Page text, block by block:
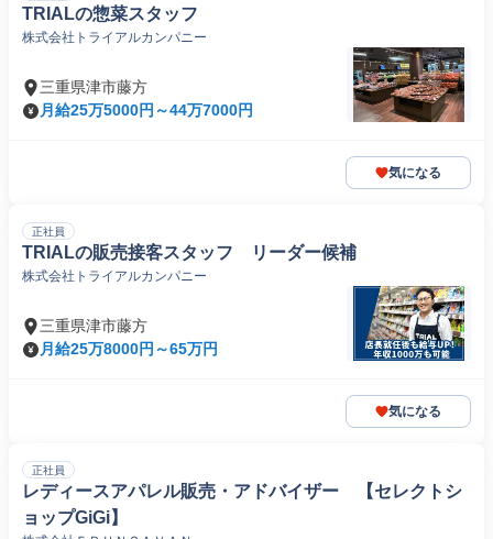
TRIALの惣菜スタッフ
株式会社トライアルカンパニー
三重県津市藤方
月給25万5000円～44万7000円
気になる
正社員
TRIALの販売接客スタッフ リーダー候補
株式会社トライアルカンパニー
三重県津市藤方
月給25万8000円～65万円
気になる
正社員
レディースアパレル販売・アドバイザー 【セレクトシ
ョップGiGi】